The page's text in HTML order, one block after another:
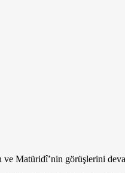
Matüridî’nin görüş­lerini